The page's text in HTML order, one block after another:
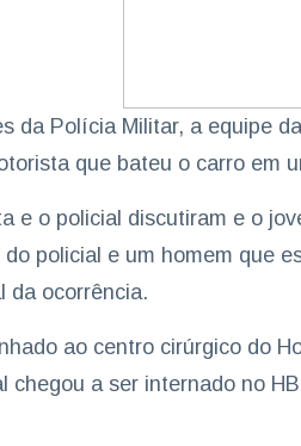
da Polícia Militar, a equipe
que bateu o carro em
e o policial discutiram e o
policial e um homem que
da ocorrência.
ao centro cirúrgico do
chegou a ser internado no